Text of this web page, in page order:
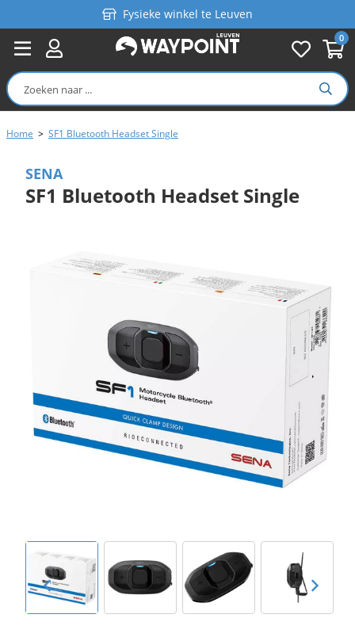
0
Fysieke winkel te Leuven
Persoonlijk advies
Gratis verzending in België vanaf €99
Home > SF1 Bluetooth Headset Single
SENA
SF1 Bluetooth Headset Single